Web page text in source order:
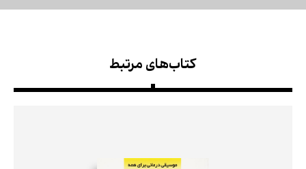
کتاب‌های مرتبط